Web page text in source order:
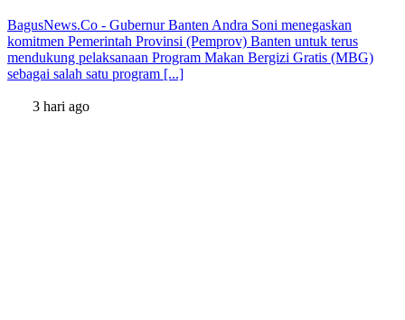
BagusNews.Co - Gubernur Banten Andra Soni menegaskan
komitmen Pemerintah Provinsi (Pemprov) Banten untuk terus
mendukung pelaksanaan Program Makan Bergizi Gratis (MBG)
sebagai salah satu program [...]
3 hari ago